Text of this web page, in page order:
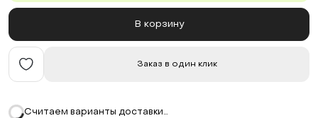
В корзину
Заказ в один клик
Считаем варианты доставки…